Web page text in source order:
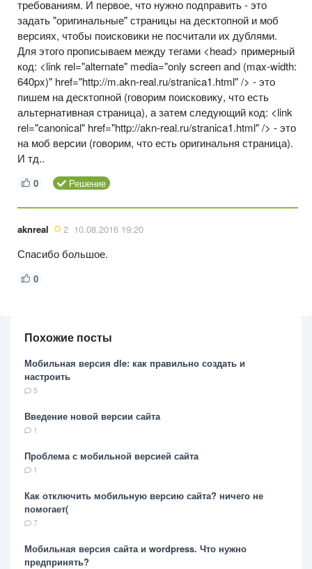
требованиям. И первое, что нужно подправить - это
задать "оригинальные" страницы на десктопной и моб
версиях, чтобы поисковики не посчитали их дублями.
Для этого прописываем между тегами <head> примерный
код: <link rel="alternate" media="only screen and (max-width:
640px)" href="http://m.akn-real.ru/stranica1.html" /> - это
пишем на десктопной (говорим поисковику, что есть
альтернативная страница), а затем следующий код: <link
rel="canonical" href="http://akn-real.ru/stranica1.html" /> - это
на моб версии (говорим, что есть оригинальня страница).
И тд..
0 Решение
aknreal 2 10.08.2016 19:20
Спасибо большое.
0
Похожие посты
Мобильная версия dle: как правильно создать и
настроить
5
Введение новой версии сайта
1
Проблема с мобильной версией сайта
1
Как отключить мобильную версию сайта? ничего не
помогает(
7
Мобильная версия сайта и wordpress. Что нужно
предпринять?